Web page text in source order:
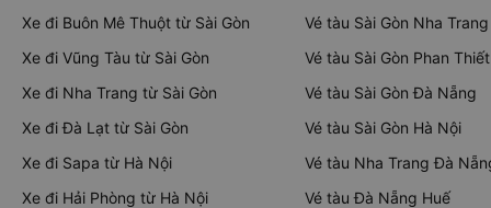
Xe đi Buôn Mê Thuột từ Sài Gòn
Xe đi Vũng Tàu từ Sài Gòn
Xe đi Nha Trang từ Sài Gòn
Xe đi Đà Lạt từ Sài Gòn
Xe đi Sapa từ Hà Nội
Xe đi Hải Phòng từ Hà Nội
Vé tàu Sài Gòn Nha Trang
Vé tàu Sài Gòn Phan Thiết
Vé tàu Sài Gòn Đà Nẵng
Vé tàu Sài Gòn Hà Nội
Vé tàu Nha Trang Đà
Vé tàu Đà Nẵng Huế